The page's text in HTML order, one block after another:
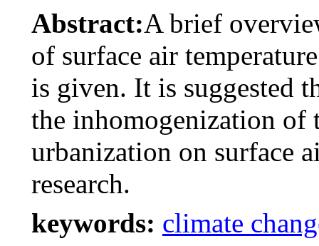
Abstract:A brief
of surface air
is given. It is suggested
the inhomogenization of
urbanization on surface
research.
keywords: climate